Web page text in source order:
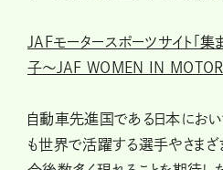
JAFモータースポーツサイト「集
子～JAF WOMEN IN
自動車先進国である日本におい
も世界で活躍する選手やさまざ